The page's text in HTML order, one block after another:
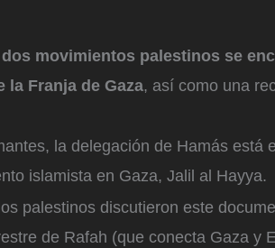
movimientos palestinos se
la Franja de Gaza, así como una
la delegación de Hamás está
islamista en Gaza, Jalil al Hayya.
palestinos discutieron este
de Rafah (que conecta Gaza y